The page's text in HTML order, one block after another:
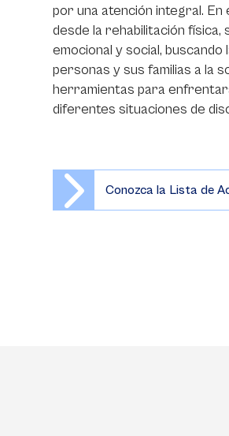
por una atención integral. En
desde la rehabilitación física,
emocional y social,
personas y sus familias a la
herramientas para
diferentes situaciones de
Conozca la Lista de